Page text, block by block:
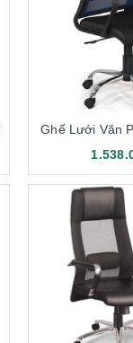
màu trầm đậm.
Ghế Lưới Văn